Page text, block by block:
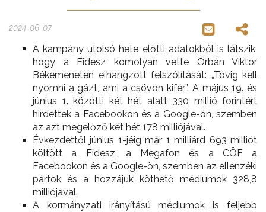
2024-06-07
A kampány utolsó hete előtti adatokból is látszik,
hogy a Fidesz komolyan vette Orbán Viktor
Békemeneten elhangzott felszólítását: „Tövig kell
nyomni a gázt, ami a csövön kifér”. A május 19. és
június 1. közötti két hét alatt 330 millió forintért
hirdettek a Facebookon és a Google-ön, szemben
az azt megelőző két hét 178 milliójával.
Évkezdettől június 1-jéig már 1 milliárd 693 milliót
költött a Fidesz, a Megafon és a CÖF a
Facebookon és a Google-ön, szemben az ellenzéki
pártok és a hozzájuk köthető médiumok 328,8
milliójával.
A kormányzati irányítású médiumok is feljebb